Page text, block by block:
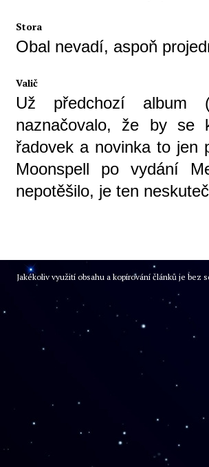
Stora
Obal nevadí, aspoň
Valič
Už předchozí album
naznačovalo, že by se
řadovek a novinka to jen
Moonspell po vydání
nepotěšilo, je ten
Jakékoliv využití obsahu a kopírování článků je